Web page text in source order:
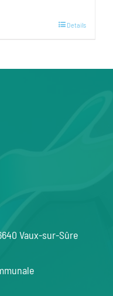
Details
Vaux-sur-Sûre